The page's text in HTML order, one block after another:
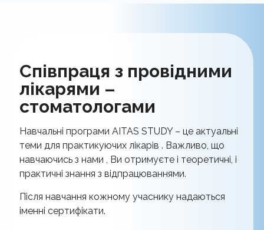
Співпраця з провідними
лікарями –
стоматологами
Навчальні програми AITAS STUDY – це актуальні
теми для практикуючих лікарів . Важливо, що
навчаючись з нами , Ви отримуєте і теоретичні, і
практичні знання з відпрацюваннями.
Після навчання кожному учаснику надаються
іменні сертифікати.